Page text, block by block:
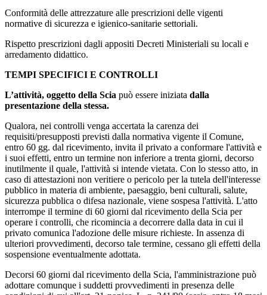
Conformità delle attrezzature alle prescrizioni delle vigenti
normative di sicurezza e igienico-sanitarie settoriali.
Rispetto prescrizioni dagli appositi Decreti Ministeriali su locali e
arredamento didattico.
TEMPI SPECIFICI E CONTROLLI
L’attività, oggetto della Scia può essere iniziata dalla
presentazione della stessa.
Qualora, nei controlli venga accertata la carenza dei
requisiti/presupposti previsti dalla normativa vigente il Comune,
entro 60 gg. dal ricevimento, invita il privato a conformare l'attività e
i suoi effetti, entro un termine non inferiore a trenta giorni, decorso
inutilmente il quale, l'attività si intende vietata. Con lo stesso atto, in
caso di attestazioni non veritiere o pericolo per la tutela dell'interesse
pubblico in materia di ambiente, paesaggio, beni culturali, salute,
sicurezza pubblica o difesa nazionale, viene sospesa l'attività. L'atto
interrompe il termine di 60 giorni dal ricevimento della Scia per
operare i controlli, che ricomincia a decorrere dalla data in cui il
privato comunica l'adozione delle misure richieste. In assenza di
ulteriori provvedimenti, decorso tale termine, cessano gli effetti della
sospensione eventualmente adottata.
Decorsi 60 giorni dal ricevimento della Scia, l'amministrazione può
adottare comunque i suddetti provvedimenti in presenza delle